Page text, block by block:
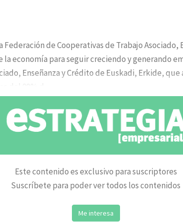
Federación de Cooperativas de Trabajo
la economía para seguir creciendo y generando
Enseñanza y Crédito de Euskadi, Erkide, que
del 98% d
Este contenido es exclusivo para suscriptores
Suscríbete para poder ver todos los contenidos
Me interesa